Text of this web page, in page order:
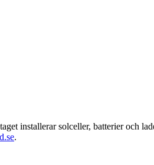
installerar solceller, batterier och
.